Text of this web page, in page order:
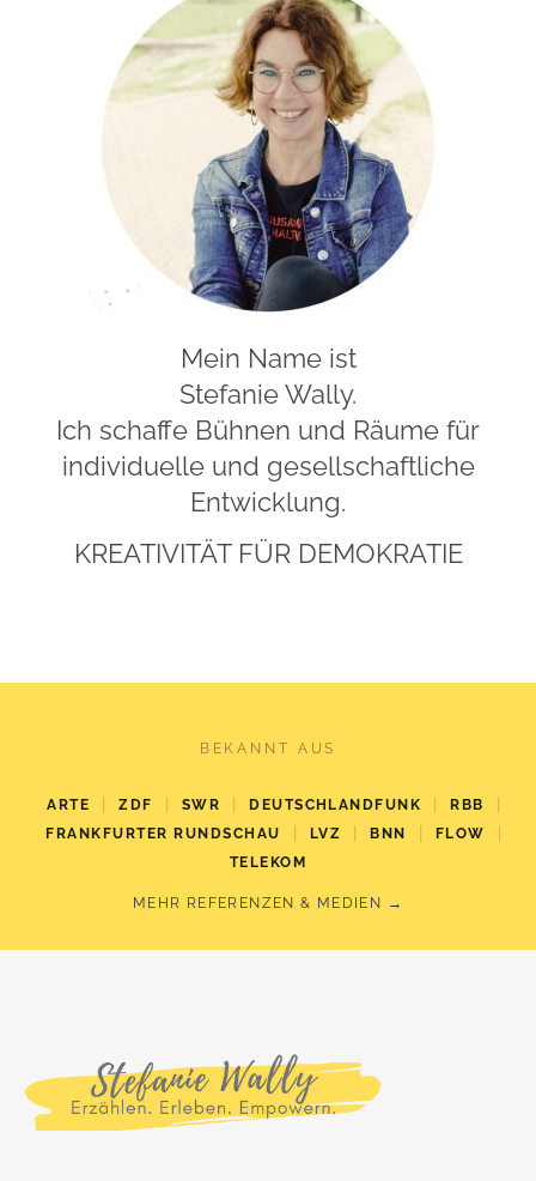
Mein Name ist
Stefanie Wally.
Ich schaffe Bühnen und Räume für
individuelle und gesellschaftliche
Entwicklung.
KREATIVITÄT FÜR DEMOKRATIE
BEKANNT AUS
ARTE | ZDF | SWR | DEUTSCHLANDFUNK | RBB |
FRANKFURTER RUNDSCHAU | LVZ | BNN | FLOW |
TELEKOM
MEHR REFERENZEN & MEDIEN →